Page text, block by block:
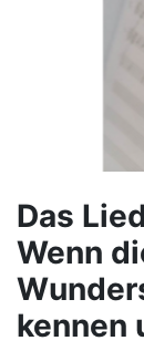
Das
Wenn
kennen